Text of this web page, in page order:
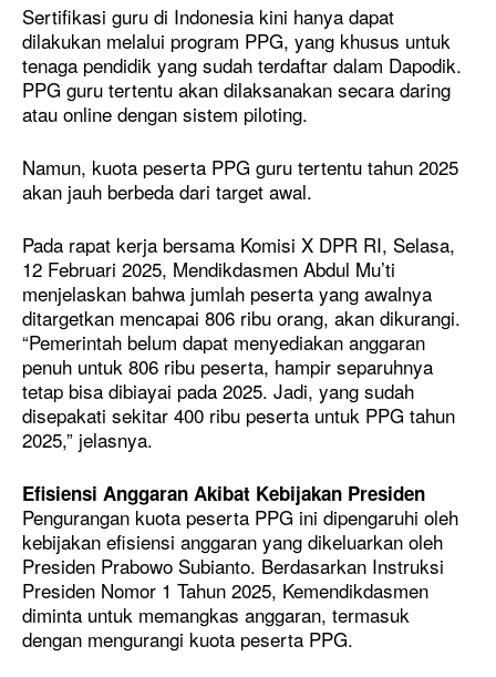
Sertifikasi guru di Indonesia kini hanya dapat
dilakukan melalui program PPG, yang khusus untuk
tenaga pendidik yang sudah terdaftar dalam Dapodik.
PPG guru tertentu akan dilaksanakan secara daring
atau online dengan sistem piloting.
Namun, kuota peserta PPG guru tertentu tahun 2025
akan jauh berbeda dari target awal.
Pada rapat kerja bersama Komisi X DPR RI, Selasa,
12 Februari 2025, Mendikdasmen Abdul Mu’ti
menjelaskan bahwa jumlah peserta yang awalnya
ditargetkan mencapai 806 ribu orang, akan dikurangi.
“Pemerintah belum dapat menyediakan anggaran
penuh untuk 806 ribu peserta, hampir separuhnya
tetap bisa dibiayai pada 2025. Jadi, yang sudah
disepakati sekitar 400 ribu peserta untuk PPG tahun
2025,” jelasnya.
Efisiensi Anggaran Akibat Kebijakan Presiden
Pengurangan kuota peserta PPG ini dipengaruhi oleh
kebijakan efisiensi anggaran yang dikeluarkan oleh
Presiden Prabowo Subianto. Berdasarkan Instruksi
Presiden Nomor 1 Tahun 2025, Kemendikdasmen
diminta untuk memangkas anggaran, termasuk
dengan mengurangi kuota peserta PPG.